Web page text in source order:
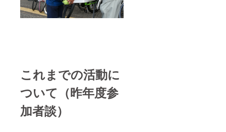
これまでの活動に
ついて（昨年度参
加者談）